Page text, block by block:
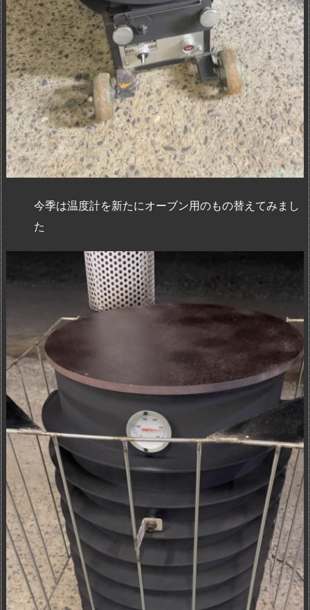
今季は温度計を新たにオーブン用のもの替えてみまし
た